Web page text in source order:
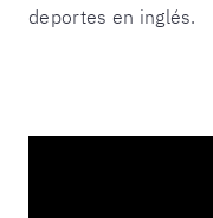
deportes en inglés.